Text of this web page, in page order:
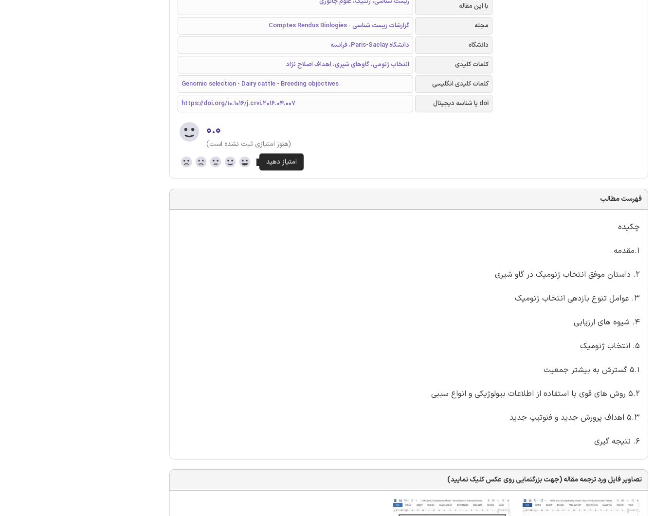
با این مقاله
مجله
گزارشات زیست شناسی - Comptes Rendus Biologies
دانشگاه
دانشگاه Paris-Saclay، فرانسه
کلمات کلیدی
انتخاب ژنومی، گاوهای شیری، اهداف اصلاح نژاد
کلمات کلیدی انگلیسی
Genomic selection - Dairy cattle - Breeding objectives
doi یا شناسه دیجیتال
https://doi.org/10.1016/j.crvi.2016.04.007
۰.۰
(هنوز امتیازی ثبت نشده است)
فهرست مطالب
چکیده
1.مقدمه
2. داستان موفق انتخاب ژنومیک در گاو شیری
3. عوامل تنوع بازدهی انتخاب ژنومیک
4. شیوه های ارزیابی
5. انتخاب ژنومیک
5.1 گسترش به بیشتر جمعیت
5.2 روش های قوی با استفاده از اطلاعات بیولوژیکی و انواع سببی
5.3 اهداف پرورش جدید و فنوتیپ جدید
6. نتیجه گیری
تصاویر فایل ورد ترجمه مقاله (جهت بزرگنمایی روی عکس کلیک نمایید)